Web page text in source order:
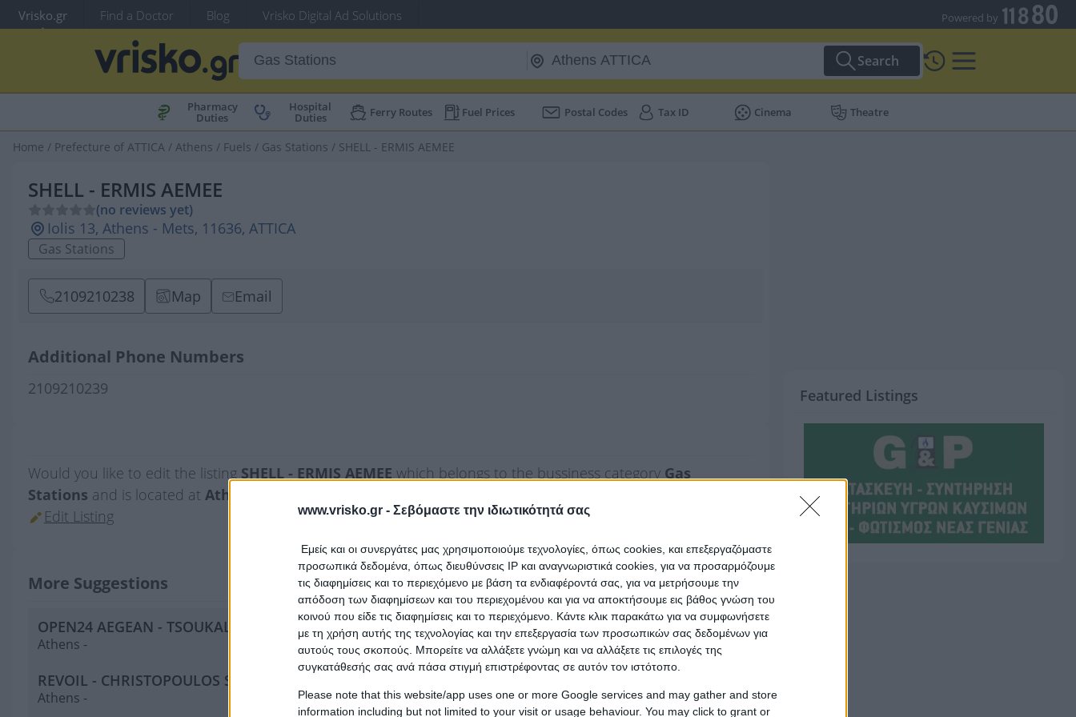
www.vrisko.gr - Σεβόμαστε την ιδιωτικότητά σας
Εμείς και οι συνεργάτες μας χρησιμοποιούμε τεχνολογίες, όπως cookies, και επεξεργαζόμαστε
προσωπικά δεδομένα, όπως διευθύνσεις IP και αναγνωριστικά cookies, για να προσαρμόζουμε
τις διαφημίσεις και το περιεχόμενο με βάση τα ενδιαφέροντά σας, για να μετρήσουμε την
απόδοση των διαφημίσεων και του περιεχομένου και για να αποκτήσουμε εις βάθος γνώση του
κοινού που είδε τις διαφημίσεις και το περιεχόμενο. Κάντε κλικ παρακάτω για να συμφωνήσετε
με τη χρήση αυτής της τεχνολογίας και την επεξεργασία των προσωπικών σας δεδομένων για
αυτούς τους σκοπούς. Μπορείτε να αλλάξετε γνώμη και να αλλάξετε τις επιλογές της
συγκατάθεσής σας ανά πάσα στιγμή επιστρέφοντας σε αυτόν τον ιστότοπο.
Please note that this website/app uses one or more Google services and may gather and store
information including but not limited to your visit or usage behaviour. You may click to grant or
Vrisko.gr Find a Doctor Blog Vrisko Digital Ad Solutions Powered by
Search
Pharmacy
Duties
Hospital
Duties Ferry Routes Fuel Prices Postal Codes Tax ID Cinema Theatre
Home / Prefecture of ATTICA / Athens / Fuels / Gas Stations / SHELL - ERMIS AEMEE
SHELL - ERMIS AEMEE
(no reviews yet)
Iolis 13, Athens - Mets, 11636, ATTICA
Gas Stations
2109210238 Map Email
Additional Phone Numbers
2109210239
Would you like to edit the listing SHELL - ERMIS AEMEE which belongs to the bussiness category Gas
Stations and is located at Athens
Edit Listing
More Suggestions
OPEN24 AEGEAN - TSOUKALIS D KE SIA EE
Athens -
REVOIL - CHRISTOPOULOS STELIOS
Athens -
Featured Listings